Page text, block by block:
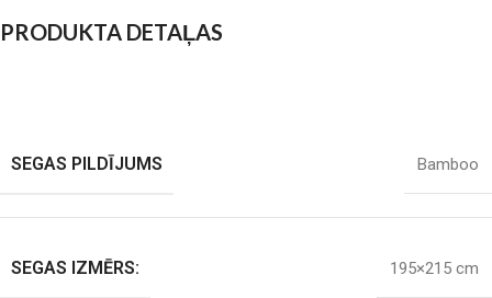
PRODUKTA DETAĻAS
SEGAS PILDĪJUMS Bamboo
SEGAS IZMĒRS: 195×215 cm